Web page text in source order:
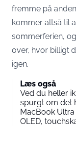
fremme på
kommer altså til
sommerferien,
over, hvor billigt
igen.
Læs også
Ved du heller
spurgt om det
MacBook
OLED,